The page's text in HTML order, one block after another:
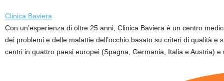
Clinica Baviera
Con un’esperienza di oltre 25 anni, Clinica Baviera è un centro
dei problemi e delle malattie dell’occhio basato su criteri di qualità
centri in quattro paesi europei (Spagna, Germania, Italia e Austria)